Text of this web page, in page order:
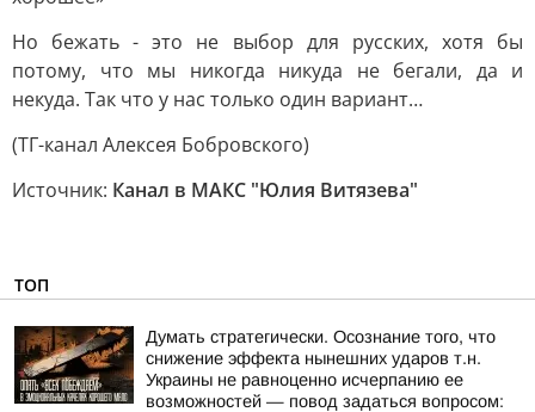
Но бежать - это не выбор для русских, хотя бы
потому, что мы никогда никуда не бегали, да и
некуда. Так что у нас только один вариант…
(ТГ-канал Алексея Бобровского)
Источник: Канал в МАКС "Юлия Витязева"
ТОП
Думать стратегически. Осознание того, что
снижение эффекта нынешних ударов т.н.
Украины не равноценно исчерпанию ее
возможностей — повод задаться вопросом: